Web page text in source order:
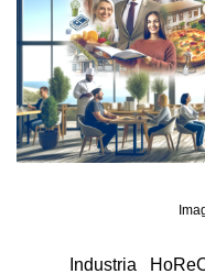
Pungi de hartie ciocolatii
Pungi de hartie mov
Pungi de hartie bordeaux
Cutii cartofi prajiti
Cutii mancare
Boluri supa cu capac de
folosinta
Caserole salata din
Industria